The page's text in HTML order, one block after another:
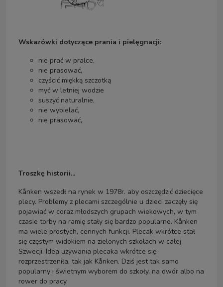
Wskazówki dotyczące prania i pielęgnacji:
nie prać w pralce,
nie prasować,
czyścić miękką szczotką
myć w letniej wodzie
suszyć naturalnie,
nie wybielać,
nie prasować,
Troszkę historii...
Kånken wszedł na rynek w 1978r. aby oszczędzić dziecięce
plecy. Problemy z plecami szczególnie u dzieci zaczęły się
pojawiać w coraz młodszych grupach wiekowych, w tym
czasie torby na ramię stały się bardzo popularne. Kånken
ma wiele prostych, cennych funkcji. Plecak wkrótce stał
się częstym widokiem na zielonych szkołach w całej
Szwecji. Idea używania plecaka wkrótce się
rozprzestrzeniła, tak jak Kånken. Dziś jest tak samo
popularny i świetnym wyborem do szkoły, na dwór albo na
rower do pracy.